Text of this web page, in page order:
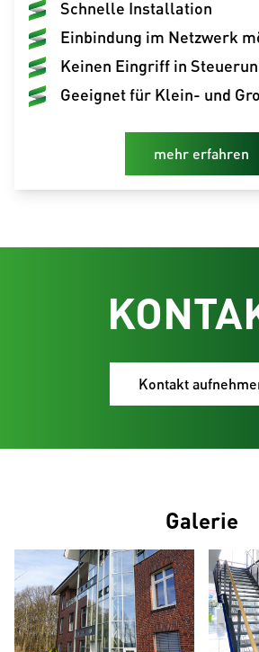
Schnelle Installation
Einbindung im Netzwerk
Keinen Eingriff in
Geeignet für Klein- und
mehr erfahren
Kontakt
Galerie